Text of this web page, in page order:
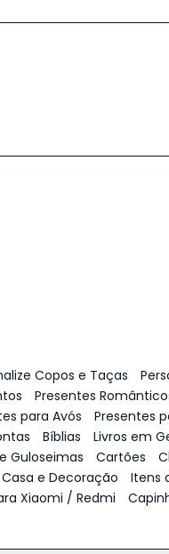
Copos e Taças
Presentes
para Avós Presentes
Bíblias Livros em
Guloseimas Cartões
Casa e Decoração Itens
Xiaomi / Redmi